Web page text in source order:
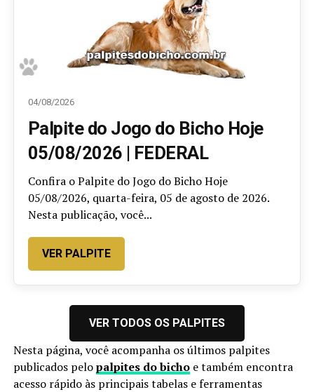
04/08/2026
Palpite do Jogo do Bicho Hoje
05/08/2026 | FEDERAL
Confira o Palpite do Jogo do Bicho Hoje
05/08/2026, quarta-feira, 05 de agosto de 2026.
Nesta publicação, você...
VER PALPITE
VER TODOS OS PALPITES
Nesta página, você acompanha os últimos palpites
publicados pelopalpites do bichoe também encontra
acesso rápido às principais tabelas e ferramentas